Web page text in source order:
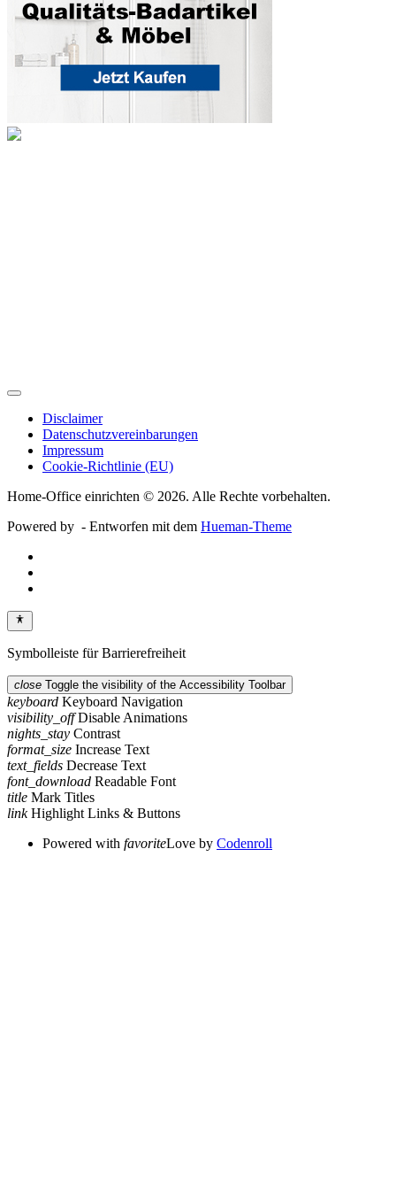
Disclaimer
Datenschutzvereinbarungen
Impressum
Cookie-Richtlinie (EU)
Home-Office einrichten © 2026. Alle Rechte vorbehalten.
Powered by - Entworfen mit dem Hueman-Theme
Symbolleiste für Barrierefreiheit
close Toggle the visibility of the Accessibility Toolbar
keyboard Keyboard Navigation
visibility_off Disable Animations
nights_stay Contrast
format_size Increase Text
text_fields Decrease Text
font_download Readable Font
title Mark Titles
link Highlight Links & Buttons
Powered with favoriteLove by Codenroll